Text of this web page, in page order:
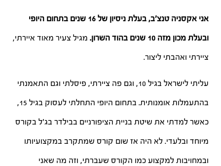
אני אקסניה טנצ'ב, בעלת ניסיון של 16 שנים בתחום היופי
ובעלת מכון מזה 10 שנים בהוד השרון. מגיל צעיר מאוד איירתי,
ציירתי ואהבתי ליצור.
עליתי לישראל בגיל 10, וגם פה ציירתי, פיסלתי וגם התאמנתי
בהתעמלות אומנותית. בתחום היופי התחלתי לעסוק בגיל 15,
כאשר למדתי את שיטת בניית הציפורניים בבילדר בג'ל בקורס
מיוחד ובלעדי. לא היה אז שום קורס שמתקרב במקצועיותו
ובמחויבות למקצוע כמו הקורס שעברתי, וזה מה שאני